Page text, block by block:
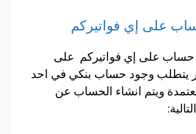
على إي فواتيركم
حساب على إي فواتيركم على
يتطلب وجود حساب بنكي في احد
ويتم انشاء الحساب عن